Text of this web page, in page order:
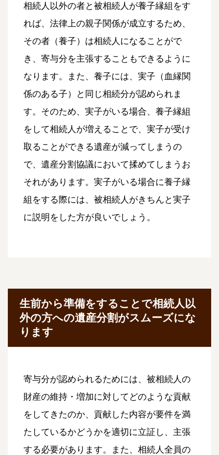
相続人以外の者と被相続人が養子縁組をす
れば、法律上の親子関係が成立するため、
その者（養子）は相続人になることがで
き、寄与分を主張することもできるように
なります。また、養子には、実子（血縁関
係のある子）と同じ相続分が認められま
す。そのため、実子がいる場合、養子縁組
をして相続人が増えることで、実子が受け
取ることができる遺産が減ってしまうの
で、遺産分割協議において揉めてしまうお
それがあります。実子がいる場合に養子縁
組をする際には、被相続人がきちんと実子
に説明をした方が良いでしょう。
生前から準備をすることで相続人以
外の方への遺産分割がスムーズにな
ります
寄与分が認められるためには、被相続人の
財産の維持・増加に対してどのような貢献
をしてきたのか、貢献した内容が要件を満
たしているかどうかを適切に立証し、主張
する必要があります。また、相続人全員の